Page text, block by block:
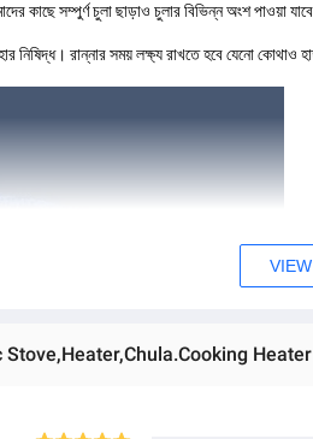
কাছে সম্পুর্ণ চুলা ছাড়াও চুলার বিভিন্ন অংশ পাওয়া
নিষিদ্ধ। রান্নার সময় লক্ষ্য রাখতে হবে যেনো কোথাও